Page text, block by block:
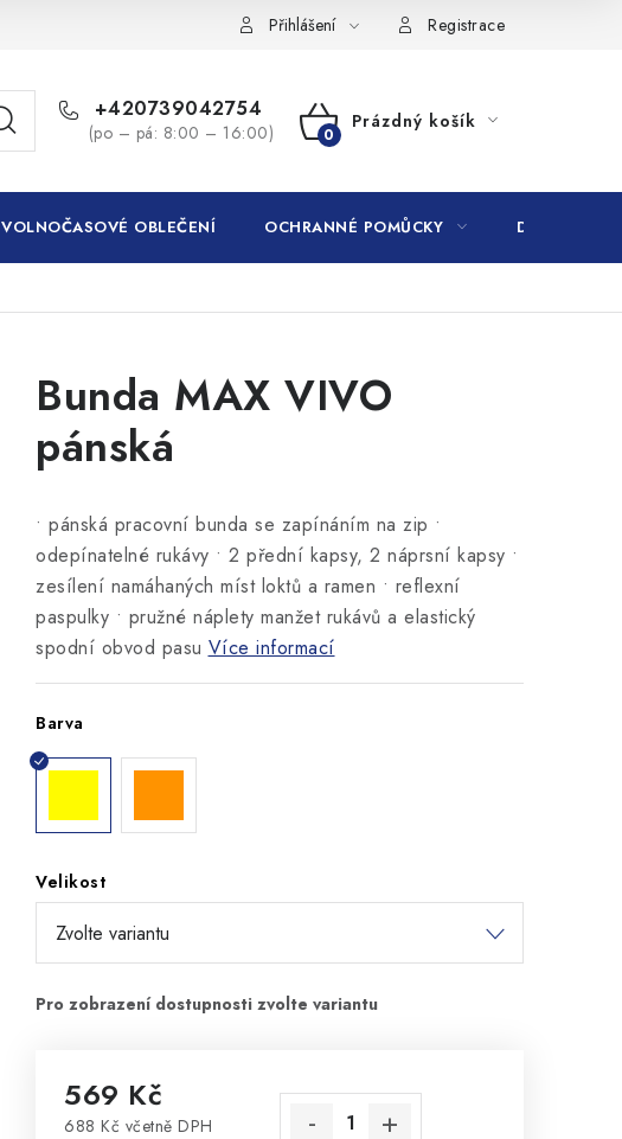
Přihlášení Registrace
+420739042754
(po – pá: 8:00 – 16:00)
NÁKUPNÍ
Prázdný košík
VOLNOČASOVÉ OBLEČENÍ OCHRANNÉ POMŮCKY DROGERIE
Bunda MAX VIVO
pánská
• pánská pracovní bunda se zapínáním na zip •
odepínatelné rukávy • 2 přední kapsy, 2 náprsní kapsy •
zesílení namáhaných míst loktů a ramen • reflexní
paspulky • pružné náplety manžet rukávů a elastický
spodní obvod pasu Více informací
Barva
Velikost
569 Kč
688 Kč včetně DPH